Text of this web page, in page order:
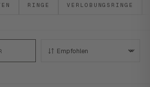
RINGE VERLOBUNGSRINGE
SORTIEREN: